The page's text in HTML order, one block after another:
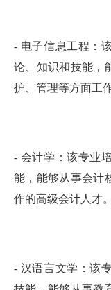
- 电子信息工程：
论、知识和技能，
护、管理等方面工
- 会计学：该专业
能，能够从事会计
作的高级会计人才。
- 汉语言文学：该